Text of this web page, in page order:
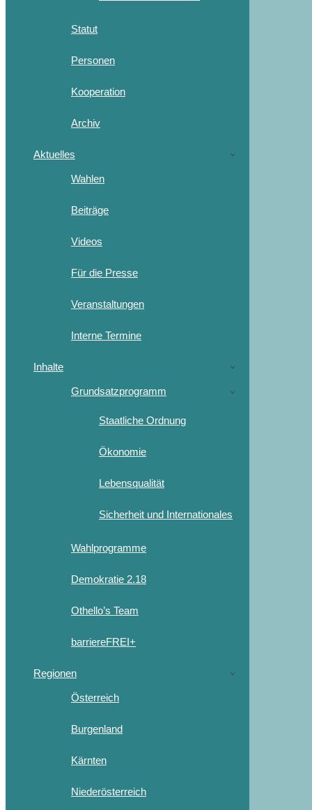
Statut
Personen
Kooperation
Archiv
Aktuelles
Wahlen
Beiträge
Videos
Für die Presse
Veranstaltungen
Interne Termine
Inhalte
Grundsatzprogramm
Staatliche Ordnung
Ökonomie
Lebensqualität
Sicherheit und Internationales
Wahlprogramme
Demokratie 2.18
Othello’s Team
barriereFREI+
Regionen
Österreich
Burgenland
Kärnten
Niederösterreich